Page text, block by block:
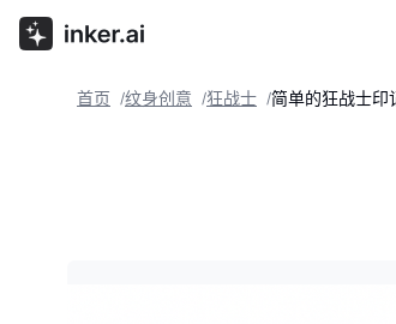
首页 /纹身创意 /狂战士 /简单的狂战士印